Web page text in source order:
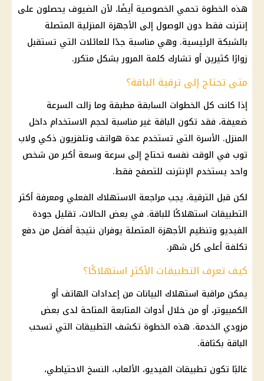
هذه الخطوة تحمي الخصوصية أيضًا، لأن الضيوف يحصلون على
إنترنت فقط دون الوصول إلى الأجهزة المنزلية المتصلة
بالشبكة الرئيسية. وهي مناسبة جدًا للعائلات التي تستقبل
زوارًا كثيرين أو تشارك كلمة المرور بشكل متكرر.
متى تحتاج إلى ترقية الباقة؟
إذا كانت كل الخطوات السابقة مطبقة وما زالت السرعة
ضعيفة، فقد تكون الباقة غير مناسبة لحجم الاستخدام داخل
المنزل. الأسرة التي تستخدم عدة هواتف وتلفزيون ذكي ولاب
توب في الوقت نفسه تحتاج إلى سرعة وسعة أكبر من شخص
واحد يستخدم الإنترنت للتصفح فقط.
لكن قبل الترقية، يجب مراجعة الاستهلاك الفعلي ومعرفة أكثر
التطبيقات استهلاكًا للباقة. في بعض الحالات، تقليل جودة
الفيديو وتنظيم الأجهزة المتصلة يوفران نتيجة أفضل من دفع
تكلفة أعلى كل شهر.
كيف تعرف التطبيقات الأكثر استهلاكًا؟
يمكن مراقبة استهلاك البيانات من إعدادات الهاتف أو
الكمبيوتر، أو من خلال أدوات المتابعة المتاحة لدى بعض
مزودي الخدمة. هذه الخطوة تكشف التطبيقات التي تسحب
الباقة بكثافة.
غالبًا تكون تطبيقات الفيديو، الألعاب، النسخ الاحتياطي،